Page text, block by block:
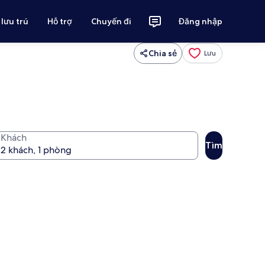
trú Hỗ trợ Chuyến đi Đăng nhập
Chia sẻ Lưu
Khách
Tìm